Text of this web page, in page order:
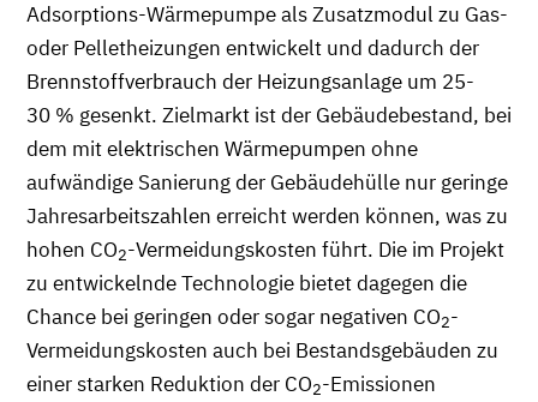
Adsorptions-Wärmepumpe als Zusatzmodul zu Gas-
oder Pelletheizungen entwickelt und dadurch der
Brennstoffverbrauch der Heizungsanlage um 25-
30 % gesenkt. Zielmarkt ist der Gebäudebestand, bei
dem mit elektrischen Wärmepumpen ohne
aufwändige Sanierung der Gebäudehülle nur geringe
Jahresarbeitszahlen erreicht werden können, was zu
hohen CO2-Vermeidungskosten führt. Die im Projekt
zu entwickelnde Technologie bietet dagegen die
Chance bei geringen oder sogar negativen CO2-
Vermeidungskosten auch bei Bestandsgebäuden zu
einer starken Reduktion der CO2-Emissionen